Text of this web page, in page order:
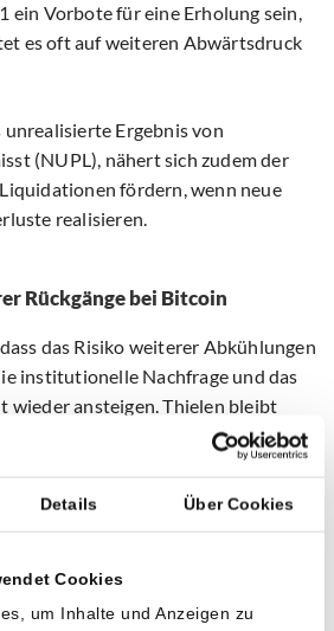
Details Über Cookies
Cookies
um Inhalte und Anzeigen zu
ein Vorbote für eine Erholung sein,
es oft auf weiteren Abwärtsdruck
Ergebnis von
(NUPL), nähert sich zudem der
fördern, wenn neue
realisieren.
Rückgänge bei Bitcoin
das Risiko weiterer Abkühlungen
institutionelle Nachfrage und das
wieder ansteigen. Thielen bleibt
denn, Bitcoin erreicht erneut 115.000
sobald der makroökonomische